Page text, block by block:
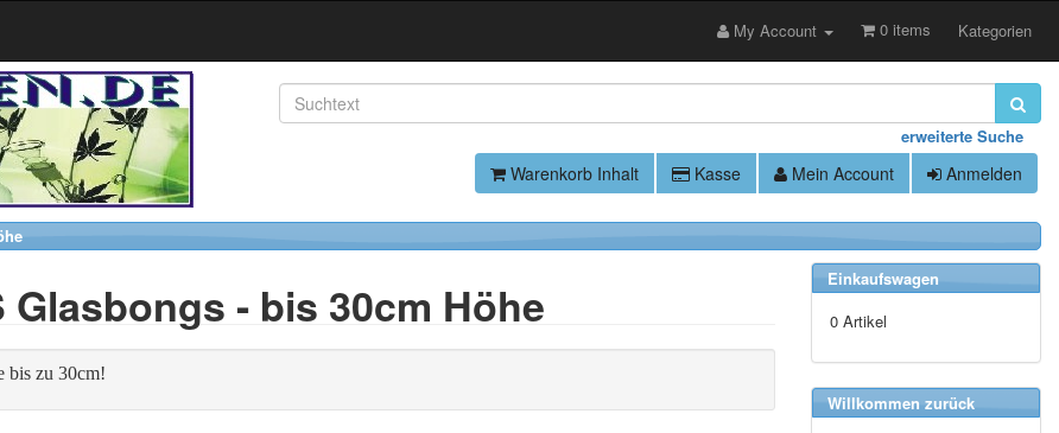
erweiterte Suche
Warenkorb Inhalt Kasse Mein Account Anmelden
Glasbongs - bis 30cm Höhe
bis zu 30cm!
Einkaufswagen
0 Artikel
Willkommen zurück
My Account 0 items Kategorien